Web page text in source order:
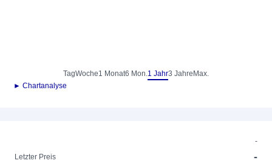
TagWoche1 Monat6 Mon.1 Jahr3 Jahre Max.
► Chartanalyse
-
Letzter Preis
-